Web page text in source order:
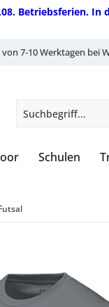
Betriebsferien.
7-10 Werktagen bei
Schulen